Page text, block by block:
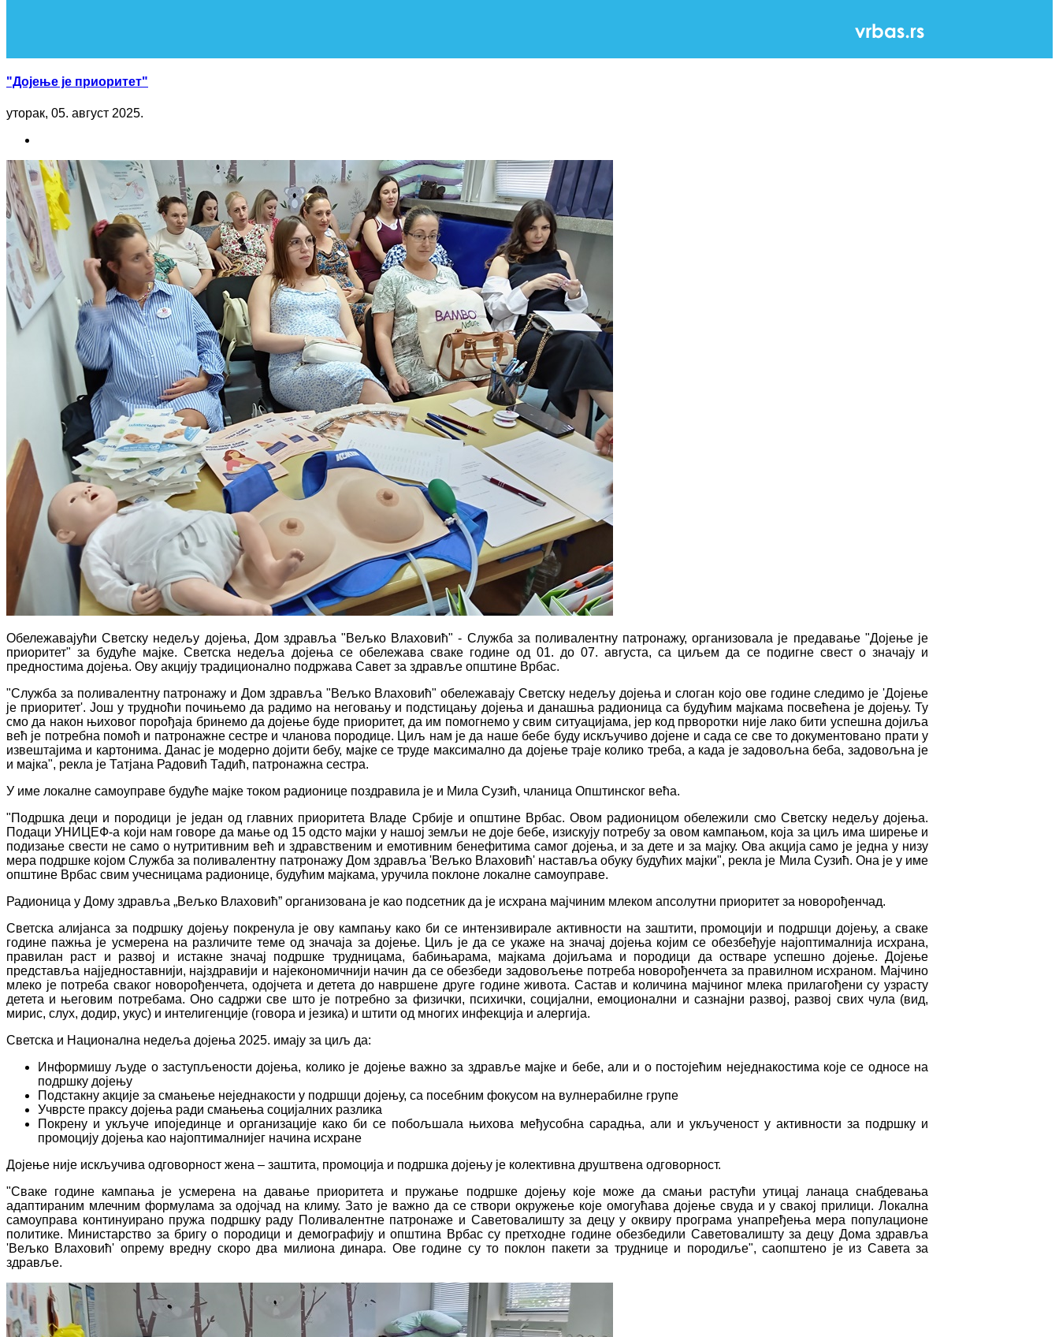
"Дојење је приоритет"
уторак, 05. август 2025.
Обележавајући Светску недељу дојења, Дом здравља "Вељко Влаховић" - Служба за поливалентну патронажу, организовала је предавање "Дојење је
приоритет" за будуће мајке. Светска недеља дојења се обележава сваке године од 01. до 07. августа, са циљем да се подигне свест о значају и
предностима дојења. Ову акцију традиционално подржава Савет за здравље општине Врбас.
"Служба за поливалентну патронажу и Дом здравља "Вељко Влаховић" обележавају Светску недељу дојења и слоган којо ове године следимо је 'Дојење
је приоритет'. Још у трудноћи почињемо да радимо на неговању и подстицању дојења и данашња радионица са будућим мајкама посвећена је дојењу. Ту
смо да након њиховог порођаја бринемо да дојење буде приоритет, да им помогнемо у свим ситуацијама, јер код прворотки није лако бити успешна дојиља
већ је потребна помоћ и патронажне сестре и чланова породице. Циљ нам је да наше бебе буду искључиво дојене и сада се све то документовано прати у
извештајима и картонима. Данас је модерно дојити бебу, мајке се труде максимално да дојење траје колико треба, а када је задовољна беба, задовољна је
и мајка", рекла је Татјана Радовић Тадић, патронажна сестра.
У име локалне самоуправе будуће мајке током радионице поздравила је и Мила Сузић, чланица Општинског већа.
"Подршка деци и породици је један од главних приоритета Владе Србије и општине Врбас. Овом радионицом обележили смо Светску недељу дојења.
Подаци УНИЦЕФ-а који нам говоре да мање од 15 одсто мајки у нашој земљи не доје бебе, изискују потребу за овом кампањом, која за циљ има ширење и
подизање свести не само о нутритивним већ и здравственим и емотивним бенефитима самог дојења, и за дете и за мајку. Ова акција само је једна у низу
мера подршке којом Служба за поливалентну патронажу Дом здравља 'Вељко Влаховић' наставља обуку будућих мајки", рекла је Мила Сузић. Она је у име
општине Врбас свим учесницама радионице, будућим мајкама, уручила поклоне локалне самоуправе.
Радионица у Дому здравља „Вељко Влаховић” организована је као подсетник да је исхрана мајчиним млеком апсолутни приоритет за новорођенчад.
Светска алијанса за подршку дојењу покренула је ову кампању како би се интензивирале активности на заштити, промоцији и подршци дојењу, а сваке
године пажња је усмерена на различите теме од значаја за дојење. Циљ је да се укаже на значај дојења којим се обезбеђује најоптималнија исхрана,
правилан раст и развој и истакне значај подршке трудницама, бабињарама, мајкама дојиљама и породици да остваре успешно дојење. Дојење
представља најједноставнији, најздравији и најекономичнији начин да се обезбеди задовољење потреба новорођенчета за правилном исхраном. Мајчино
млеко је потреба сваког новорођенчета, одојчета и детета до навршене друге године живота. Састав и количина мајчиног млека прилагођени су узрасту
детета и његовим потребама. Оно садржи све што је потребно за физички, психички, социјални, емоционални и сазнајни развој, развој свих чула (вид,
мирис, слух, додир, укус) и интелигенције (говора и језика) и штити од многих инфекција и алергија.
Светска и Национална недеља дојења 2025. имају за циљ да:
Информишу људе о заступљености дојења, колико је дојење важно за здравље мајке и бебе, али и о постојећим неједнакостима које се односе на
подршку дојењу
Подстакну акције за смањење неједнакости у подршци дојењу, са посебним фокусом на вулнерабилне групе
Учврсте праксу дојења ради смањења социјалних разлика
Покрену и укључе ипојединце и организације како би се побољшала њихова међусобна сарадња, али и укљученост у активности за подршку и
промоцију дојења као најоптималнијег начина исхране
Дојење није искључива одговорност жена – заштита, промоција и подршка дојењу је колективна друштвена одговорност.
"Сваке године кампања је усмерена на давање приоритета и пружање подршке дојењу које може да смањи растући утицај ланаца снабдевања
адаптираним млечним формулама за одојчад на климу. Зато је важно да се створи окружење које омогућава дојење свуда и у свакој прилици. Локална
самоуправа континуирано пружа подршку раду Поливалентне патронаже и Саветовалишту за децу у оквиру програма унапређења мера популационе
политике. Министарство за бригу о породици и демографију и општина Врбас су претходне године обезбедили Саветовалишту за децу Дома здравља
'Вељко Влаховић' опрему вредну скоро два милиона динара. Ове године су то поклон пакети за труднице и породиље", саопштено је из Савета за
здравље.